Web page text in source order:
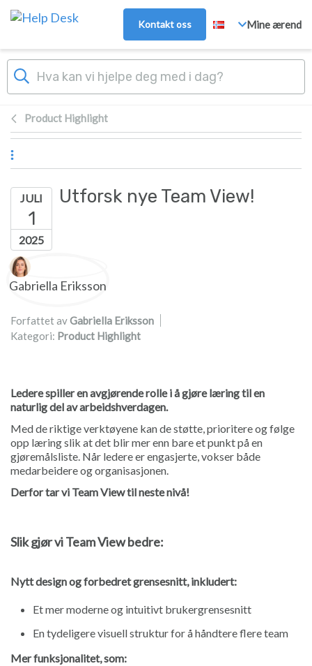
Hopp over til hovedinnhold
Kontakt oss Mine ærend
Product Highlight
JULI
1
2025
Utforsk nye Team View!
Forfatterliste
Gabriella Eriksson
Forfattet avGabriella Eriksson
Kategori: Product Highlight
Ledere spiller en avgjørende rolle i å gjøre læring til en
naturlig del av arbeidshverdagen.
Med de riktige verktøyene kan de støtte, prioritere og følge
opp læring slik at det blir mer enn bare et punkt på en
gjøremålsliste. Når ledere er engasjerte, vokser både
medarbeidere og organisasjonen.
Derfor tar vi Team View til neste nivå!
Slik gjør vi Team View bedre:
Nytt design og forbedret grensesnitt, inkludert:
Et mer moderne og intuitivt brukergrensesnitt
En tydeligere visuell struktur for å håndtere flere team
Mer funksjonalitet, som: